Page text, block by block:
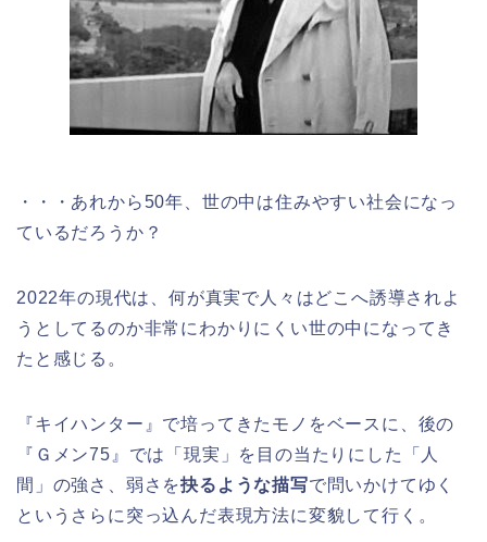
・・・あれから50年、世の中は住みやすい社会になっ
ているだろうか？
2022年の現代は、何が真実で人々はどこへ誘導されよ
うとしてるのか非常にわかりにくい世の中になってき
たと感じる。
『キイハンター』で培ってきたモノをベースに、後の
『Ｇメン75』では「現実」を目の当たりにした「人
間」の強さ、弱さを抉るような描写で問いかけてゆく
というさらに突っ込んだ表現方法に変貌して行く。